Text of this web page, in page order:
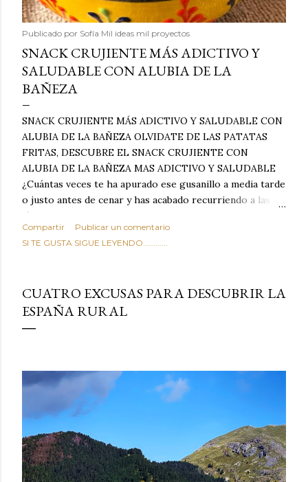
Publicado por Sofía Mil ideas mil proyectos
SNACK CRUJIENTE MÁS ADICTIVO Y
SALUDABLE CON ALUBIA DE LA
BAÑEZA
SNACK CRUJIENTE MÁS ADICTIVO Y SALUDABLE CON
ALUBIA DE LA BAÑEZA OLVIDATE DE LAS PATATAS
FRITAS, DESCUBRE EL SNACK CRUJIENTE CON
ALUBIA DE LA BAÑEZA MAS ADICTIVO Y SALUDABLE
¿Cuántas veces te ha apurado ese gusanillo a media tarde
o justo antes de cenar y has acabado recurriendo a las
típicas patatas de bolsa, frutos secos fritos o snacks
ultraprocesados llenos de grasas saturadas y sodio?
Todos hemos estado ahí. Sin embargo, cuidarse no tiene
satisface. Estas alubias crujientes al horno van a cambiar
por completo tu forma de ver las legumbres. Olvídate de
asociar las alubias únicamente a los guisos tradicionales y
humilde como la alubia de La Bañeza en un snack ligero,
dorado, cargado de proteína y 100% natural. Es el
sustituto perfecto a los frutos se...
Compartir
Publicar un comentario
SI TE GUSTA SIGUE LEYENDO............
CUATRO EXCUSAS PARA DESCUBRIR LA
ESPAÑA RURAL